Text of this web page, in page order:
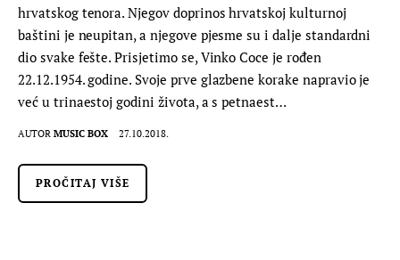
hrvatskog tenora. Njegov doprinos hrvatskoj kulturnoj
baštini je neupitan, a njegove pjesme su i dalje standardni
dio svake fešte. Prisjetimo se, Vinko Coce je rođen
22.12.1954. godine. Svoje prve glazbene korake napravio je
već u trinaestoj godini života, a s petnaest…
AUTOR MUSIC BOX 27.10.2018.
PROČITAJ VIŠE